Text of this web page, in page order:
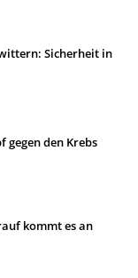
Sicherheit in
gegen den Krebs
kommt es an